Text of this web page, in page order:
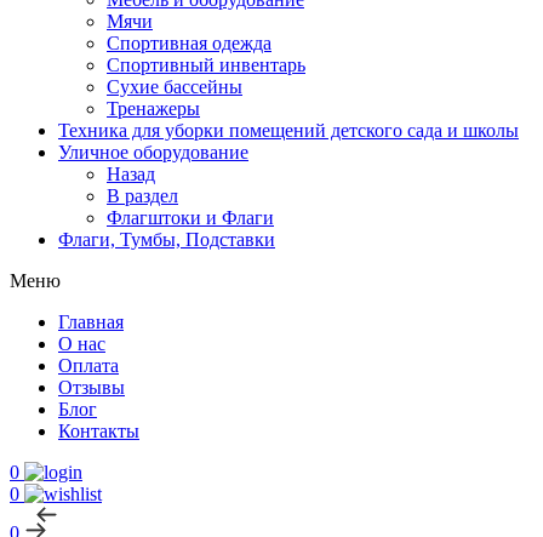
Мячи
Спортивная одежда
Спортивный инвентарь
Сухие бассейны
Тренажеры
Техника для уборки помещений детского сада и школы
Уличное оборудование
Назад
В раздел
Флагштоки и Флаги
Флаги, Тумбы, Подставки
Меню
Главная
О нас
Оплата
Отзывы
Блог
Контакты
0
0
0